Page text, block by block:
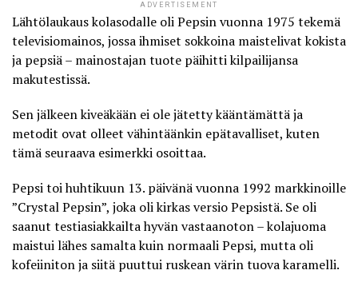
ADVERTISEMENT
Lähtölaukaus kolasodalle oli Pepsin vuonna 1975 tekemä
televisiomainos, jossa ihmiset sokkoina maistelivat kokista
ja pepsiä – mainostajan tuote päihitti kilpailijansa
makutestissä.
Sen jälkeen kiveäkään ei ole jätetty kääntämättä ja
metodit ovat olleet vähintäänkin epätavalliset, kuten
tämä seuraava esimerkki osoittaa.
Pepsi toi huhtikuun 13. päivänä vuonna 1992 markkinoille
”Crystal Pepsin”, joka oli kirkas versio Pepsistä. Se oli
saanut testiasiakkailta hyvän vastaanoton – kolajuoma
maistui lähes samalta kuin normaali Pepsi, mutta oli
kofeiiniton ja siitä puuttui ruskean värin tuova karamelli.